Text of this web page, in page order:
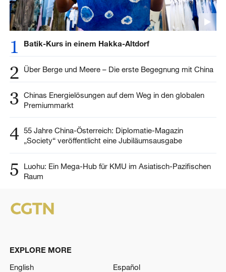
1 Batik-Kurs in einem Hakka-Altdorf
2 Über Berge und Meere – Die erste Begegnung mit China
3 Chinas Energielösungen auf dem Weg in den globalen
Premiummarkt
4 55 Jahre China-Österreich: Diplomatie-Magazin
„Society“ veröffentlicht eine Jubiläumsausgabe
5
Luohu: Ein Mega-Hub für KMU im Asiatisch-Pazifischen
Raum
EXPLORE MORE
English
Español